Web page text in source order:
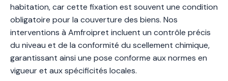
habitation, car cette fixation est souvent une condition
obligatoire pour la couverture des biens. Nos
interventions à Amfroipret incluent un contrôle précis
du niveau et de la conformité du scellement chimique,
garantissant ainsi une pose conforme aux normes en
vigueur et aux spécificités locales.